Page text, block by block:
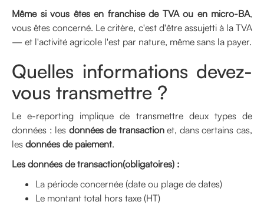
Même si vous êtes en franchise de TVA ou en micro-BA,
vous êtes concerné. Le critère, c'est d'être assujetti à la TVA
— et l'activité agricole l'est par nature, même sans la payer.
Quelles informations devez-
vous transmettre ?
Le e-reporting implique de transmettre deux types de
données : les données de transactionet, dans certains cas,
les données de paiement.
Les données de transaction(obligatoires) :
La période concernée (date ou plage de dates)
Le montant total hors taxe (HT)